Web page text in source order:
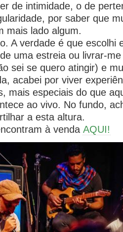
de intimidade, o de
por saber que
mais lado algum.
A verdade é que escolhi
uma estreia ou livrar-
sei se quero atingir) e
acabei por viver
mais especiais do que
ao vivo. No fundo,
a esta altura.
à venda AQUI!